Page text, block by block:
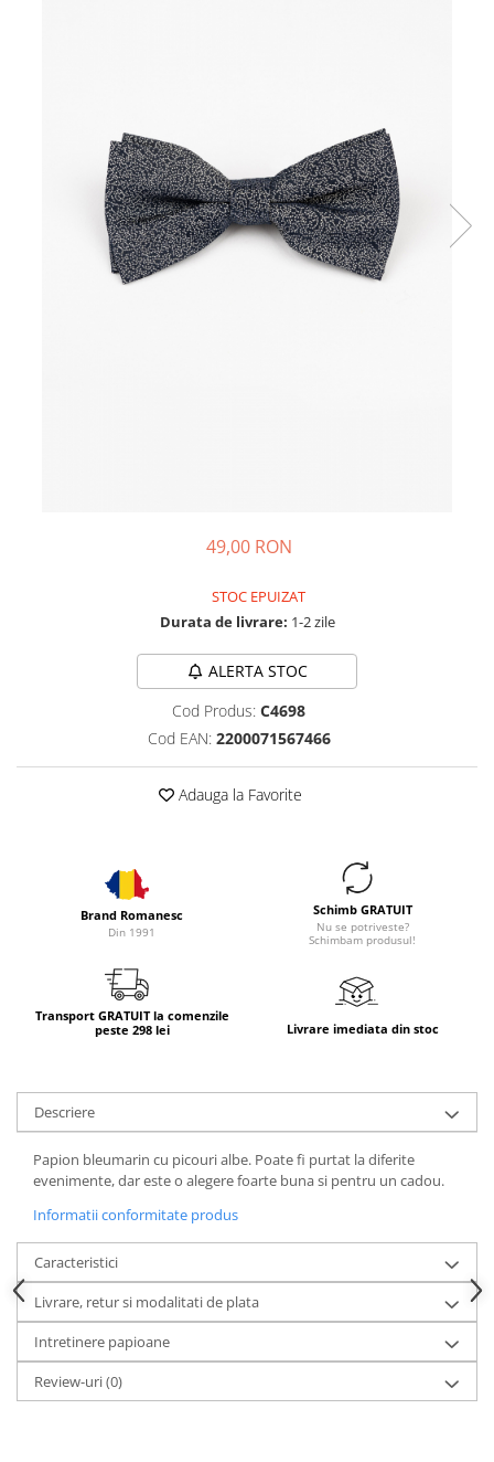
49,00 RON
STOC EPUIZAT
Durata de livrare: 1-2 zile
ALERTA STOC
Cod Produs: C4698
Cod EAN: 2200071567466
Adauga la Favorite
Brand Romanesc
Din 1991
Schimb GRATUIT
Nu se potriveste?
Schimbam produsul!
Transport GRATUIT la comenzile
peste 298 lei
Livrare imediata din stoc
Descriere
Papion bleumarin cu picouri albe. Poate fi purtat la diferite
evenimente, dar este o alegere foarte buna si pentru un cadou.
Informatii conformitate produs
Caracteristici
Livrare, retur si modalitati de plata
Intretinere papioane
Review-uri(0)